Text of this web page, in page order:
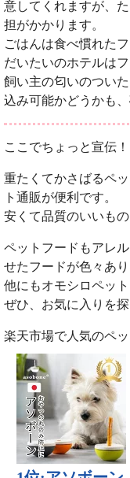
意してくれますが、
担がかかります。
ごはんは食べ慣れた
だいたいのホテルは
飼い主の匂いのつい
込み可能かどうかも、
ここでちょっと宣伝！
重たくてかさばるペ
ト通販が便利です。
安くて品質のいいも
ペットフードもアレ
せたフードが色々あり
他にもオモシロペッ
ぜひ、お気に入りを
楽天市場で人気のペ